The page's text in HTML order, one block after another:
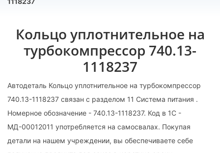
Кольцо уплотнительное на
турбокомпрессор 740.13-
1118237
Автодеталь Кольцо уплотнительное на турбокомпрессор
740.13-1118237 связан с разделом 11 Система питания .
Номерное обозначение - 740.13-1118237. Код в 1С -
МД-00012011 употребляется на самосвалах. Покупая
детали на нашем учреждении, вы обеспечиваете себе